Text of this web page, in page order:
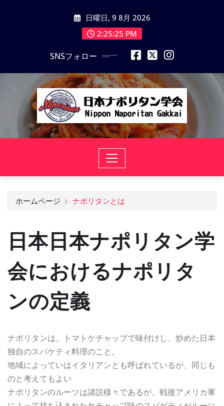
に
日曜日, 9 8月 2026
2:25:25 PM
SNSフォロー
ホームページ ナポリタンとは
日本日本ナポリタン学
会におけるナポリタ
ンの定義
ナポリタンは、トマトケチャップで味付けし、炒めた日本
独自のスパケティ料理のこと。
地域によっていはイタリアンとも呼ばれているが、同じも
のと考えてもよい
ナポリタンのルーツは諸説様々であるが、戦後アメリカ軍